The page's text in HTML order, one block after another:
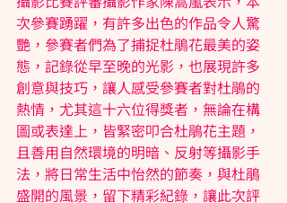
次參賽踴躍，有許多出色的作品令人驚
艷，參賽者們為了捕捉杜鵑花最美的姿
態，記錄從早至晚的光影，也展現許多
創意與技巧，讓人感受參賽者對杜鵑的
熱情，尤其這十六位得獎者，無論在構
圖或表達上，皆緊密叩合杜鵑花主題，
且善用自然環境的明暗、反射等攝影手
法，將日常生活中怡然的節奏，與杜鵑
盛開的風景，留下精彩紀錄，讓此次評